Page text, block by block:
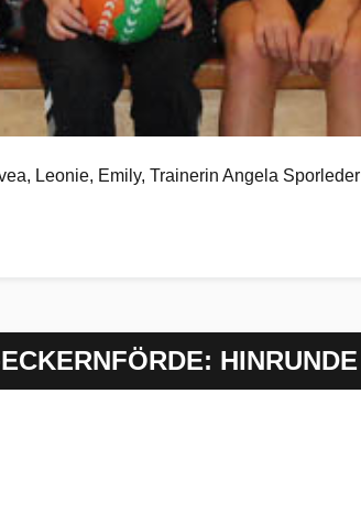
Leonie, Emily, Trainerin Angela Sporleder
HINRUNDE